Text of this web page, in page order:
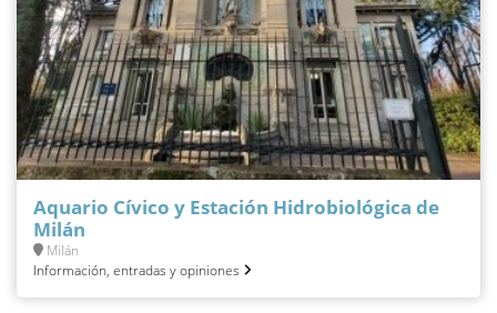
Aquario Cívico y Estación Hidrobiológica de
Milán
Milán
Información, entradas y opiniones